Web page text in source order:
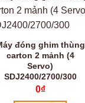
đóng ghim thùng
carton 2 mảnh (4
Servo)
SDJ2400/2700/300
0₫